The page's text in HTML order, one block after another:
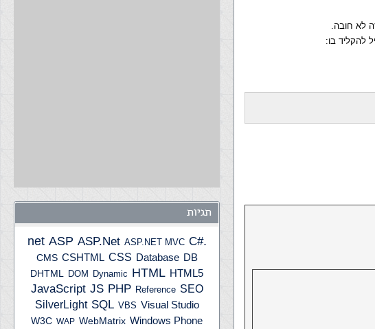
תגיות
.net
ASP ASP.Net ASP.NET MVC C#
CMS CSHTML CSS Database DB
DHTML
DOM Dynamic HTML HTML5
JavaScript JS PHP Reference SEO
SilverLight SQL VBS Visual Studio
W3C WAP WebMatrix Windows Phone